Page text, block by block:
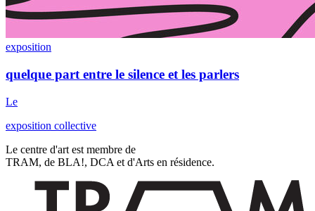
exposition
quelque part entre le silence et les parlers
Le
exposition collective
Le centre d'art est membre de
TRAM, de BLA!, DCA et d'Arts en résidence.